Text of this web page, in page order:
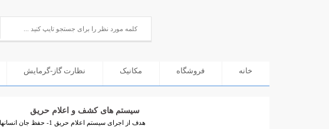
خانه فروشگاه مکانیک نظارت گاز-گرمایش
سیستم های کشف و اعلام حریق